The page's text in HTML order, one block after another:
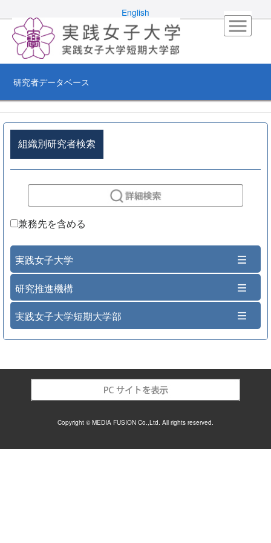
English
研究者データベース
組織別研究者検索
兼務先を含める
実践女子大学
研究推進機構
実践女子大学短期大学部
Copyright © MEDIA FUSION Co.,Ltd. All rights reserved.